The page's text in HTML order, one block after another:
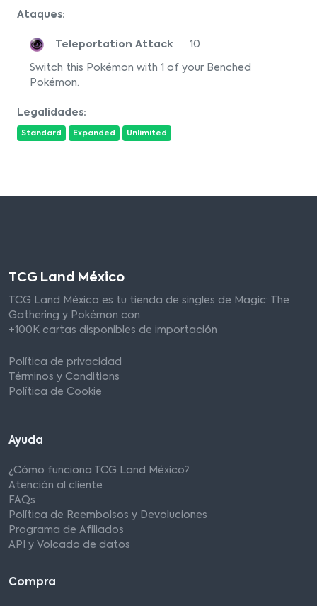
Ataques:
Teleportation Attack 10
Switch this Pokémon with 1 of your Benched
Pokémon.
Legalidades:
Standard Expanded Unlimited
TCG Land México
TCG Land México es tu tienda de singles de Magic: The
Gathering y Pokémon con
+100K cartas disponibles de importación
Política de privacidad
Términos y Conditions
Política de Cookie
Ayuda
¿Cómo funciona TCG Land México?
Atención al cliente
FAQs
Política de Reembolsos y Devoluciones
Programa de Afiliados
API y Volcado de datos
Compra